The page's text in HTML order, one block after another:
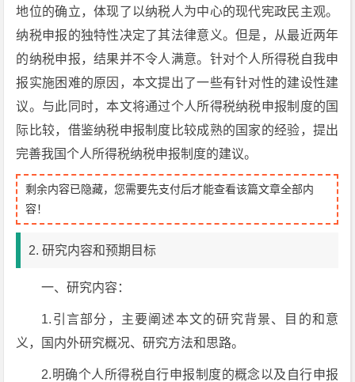
地位的确立，体现了以纳税人为中心的现代宪政民主观。
纳税申报的独特性决定了其法律意义。但是，从最近两年
的纳税申报，结果并不令人满意。针对个人所得税自我申
报实施困难的原因，本文提出了一些有针对性的建设性建
议。与此同时，本文将通过个人所得税纳税申报制度的国
际比较，借鉴纳税申报制度比较成熟的国家的经验，提出
完善我国个人所得税纳税申报制度的建议。
剩余内容已隐藏，您需要先支付后才能查看该篇文章全部内
容！
2. 研究内容和预期目标
一、研究内容：
1.引言部分，主要阐述本文的研究背景、目的和意
义，国内外研究概况、研究方法和思路。
2.明确个人所得税自行申报制度的概念以及自行申报